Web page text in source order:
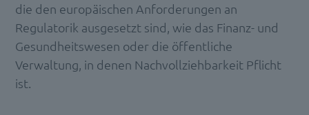
die den europäischen Anforderungen an
Regulatorik ausgesetzt sind, wie das Finanz- und
Gesundheitswesen oder die öffentliche
Verwaltung, in denen Nachvollziehbarkeit Pflicht
ist.